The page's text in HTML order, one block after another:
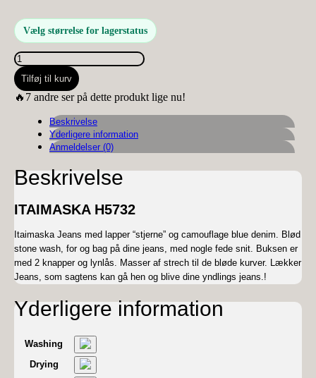
Vælg størrelse for lagerstatus
ITAIMASKA
H5732
antal
Tilføj til kurv
🔥7 andre ser på dette produkt lige nu!
Beskrivelse
Yderligere information
Anmeldelser (0)
Beskrivelse
ITAIMASKA H5732
Itaimaska Jeans med lapper “stjerne” og camouflage blue denim. Blød
stone wash, for og bag på dine jeans, med nogle fede snit. Buksen er
med 2 knapper og lynlås. Masser af strech til de bløde kurver. Lækker
Jeans, som sagtens kan gå hen og blive dine yndlings jeans.!
Yderligere information
Washing
Drying